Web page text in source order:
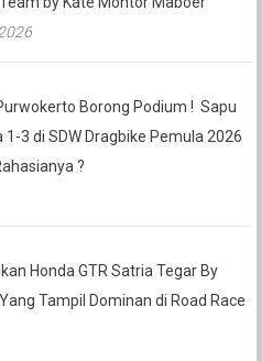
Borong Podium ! Sapu
1-3 di SDW Dragbike Pemula 2026
?
Honda GTR Satria Tegar By
Tampil Dominan di Road Race